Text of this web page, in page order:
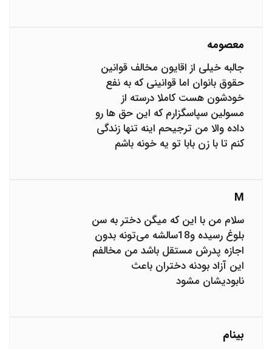
معصومه
جالبه خیلی از اقایون مخالف قوانین
حقوق بانوان اما قوانینی که به نفع
خودشون هست کاملا درسته از
مسولین سپاسگزارم که این حق ها رو
داده والا من ترجیحم اینه تنها زندگی
کنم تا با زن بابا تو یه خونه باشم
M
سلام من با این که میگن دختر به سن
بلوغ رسیده و18سالشه می‌تونه بدون
اجازه پدرش مستقل باشد من مخالفم
این آزاد بودنه دختران باعث
نابودیشان مشود
بینام